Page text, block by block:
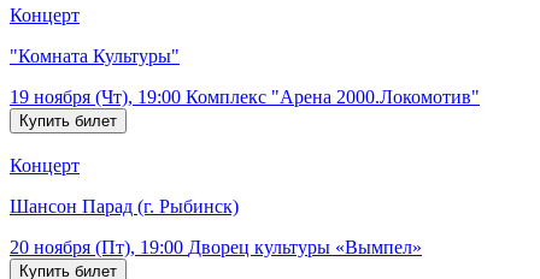
Концерт
"Комната Культуры"
19 ноября (Чт), 19:00 Комплекс "Арена 2000.Локомотив"
Концерт
Шансон Парад (г. Рыбинск)
20 ноября (Пт), 19:00 Дворец культуры «Вымпел»